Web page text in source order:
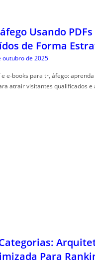
Usando PDFs
de Forma
outubro de 2025
e-books para tr, áfego:
atrair visitantes qualificados e
Para